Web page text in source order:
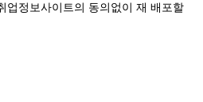
업정보사이트의 동의없이 재 배포할